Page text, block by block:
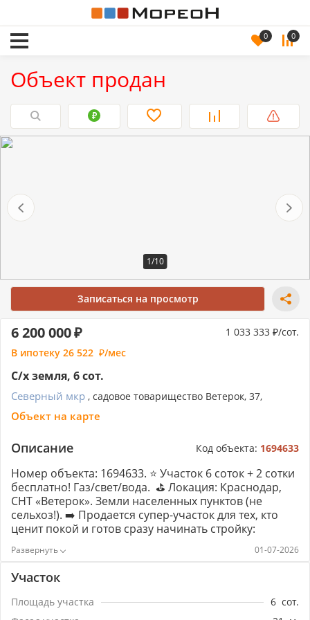
0 0
Объект продан
1/10
Записаться на просмотр
С/х земля, 6 сот.
Северный мкр , садовое товарищество Ветерок, 37,
Объект на карте
6 200 000 1 033 333
/сот.
В ипотеку 26 522 /мес
Описание Код объекта: 1694633
Номер объекта: 1694633. ⭐ Участок 6 соток + 2 сотки
бесплатно! Газ/свет/вода. ⛳ Локация: Краснодар,
СНТ «Ветерок». Земли населенных пунктов (не
сельхоз!). ➡️ Продается супер-участок для тех, кто
ценит покой и готов сразу начинать стройку:
сада. ✅ Бонус: Дополнительно +2 сотки зоны
отчуждения с прямым выходом на ЖК «Ракурс»
(фактически ваше зеленое пространство или
парковка). ✅ Форма: Идеальный прямоугольник!
Фасад 21 метр – дом можно ставить любой
01-07-2026
Участок
Площадь участка 6 сот.